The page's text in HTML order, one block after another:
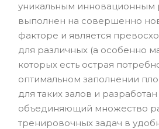
уникальным
выполнен на совершенно
факторе и является
для различных (а особенно
которых есть острая
оптимальном заполнении
для таких залов и
объединяющий множество
тренировочных задач в